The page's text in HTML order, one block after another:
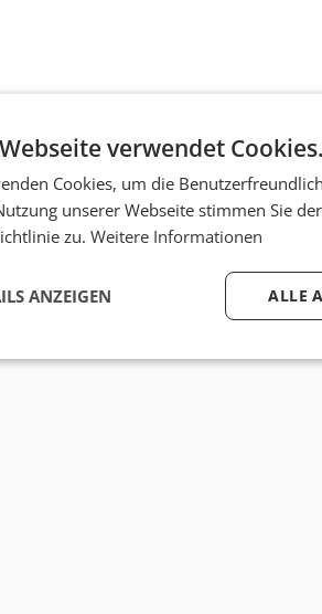
verwendet Cookies.
Cookies, um die
unserer Webseite stimmen Sie
zu. Weitere Informationen
ALLE
ANZEIGEN